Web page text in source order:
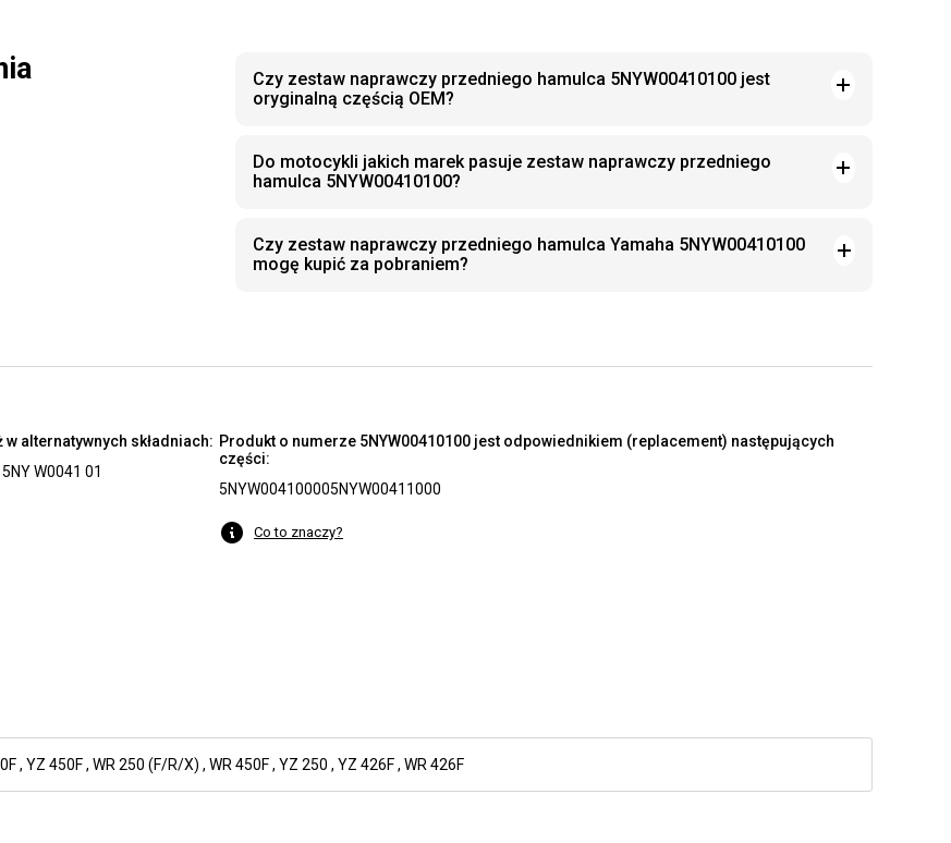
Czy zestaw naprawczy przedniego hamulca 5NYW00410100 jest
oryginalną częścią OEM?
Do motocykli jakich marek pasuje zestaw naprawczy przedniego
hamulca 5NYW00410100?
Czy zestaw naprawczy przedniego hamulca Yamaha 5NYW00410100
mogę kupić za pobraniem?
alternatywnych składniach:
5NY W0041 01
Produkt o numerze 5NYW00410100 jest odpowiednikiem (replacement) następujących
części:
5NYW004100005NYW00411000
Co to znaczy?
, YZ 450F, WR 250 (F/R/X) , WR 450F, YZ 250 , YZ 426F, WR 426F